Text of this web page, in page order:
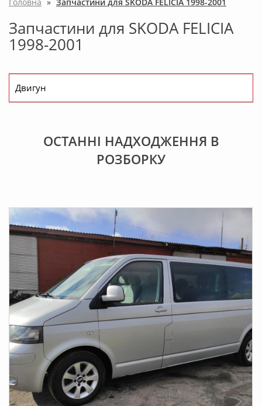
Запчастини для SKODA FELICIA
1998-2001
Двигун
ОСТАННІ НАДХОДЖЕННЯ В
РОЗБOРКУ